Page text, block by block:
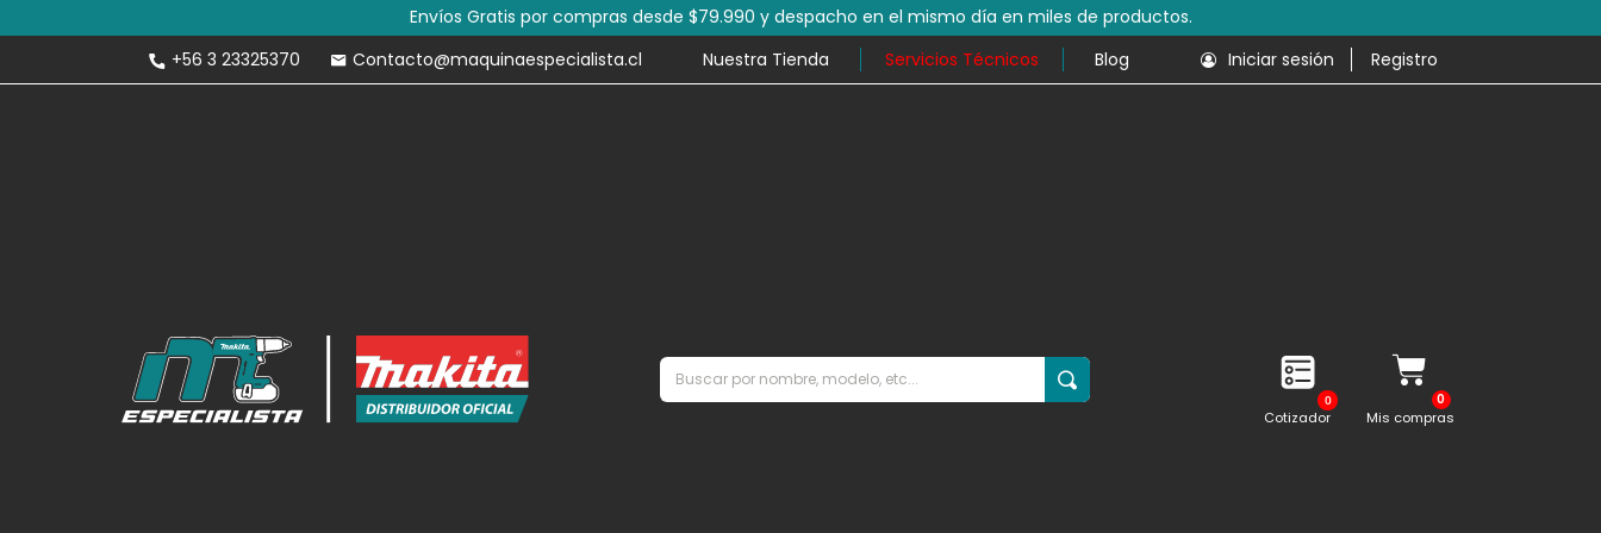
Envíos Gratis por compras desde $79.990 y despacho en el mismo día en miles de productos.
+56 3 23325370
Contacto@maquinaespecialista.cl Nuestra Tienda Servicios Técnicos Blog Iniciar sesión Registro
0
Cotizador Mis compras